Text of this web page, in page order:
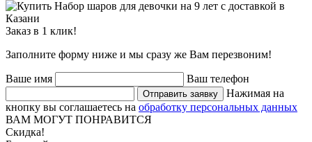
Заказ в 1 клик!
Заполните форму ниже и мы сразу же Вам перезвоним!
Ваше имя Ваш телефон
Отправить заявку
Нажимая на
кнопку вы соглашаетесь на обработку персональных данных
ВАМ МОГУТ ПОНРАВИТСЯ
Скидка!